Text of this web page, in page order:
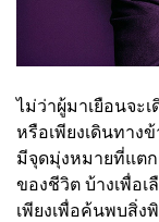
ไม่ว่าผู้มาเยือนจะ
หรือเพียงเดินทาง
มีจุดมุ่งหมายที่แตก
ของชีวิต บ้างเพื่อ
เพียงเพื่อค้นพบสิ่ง